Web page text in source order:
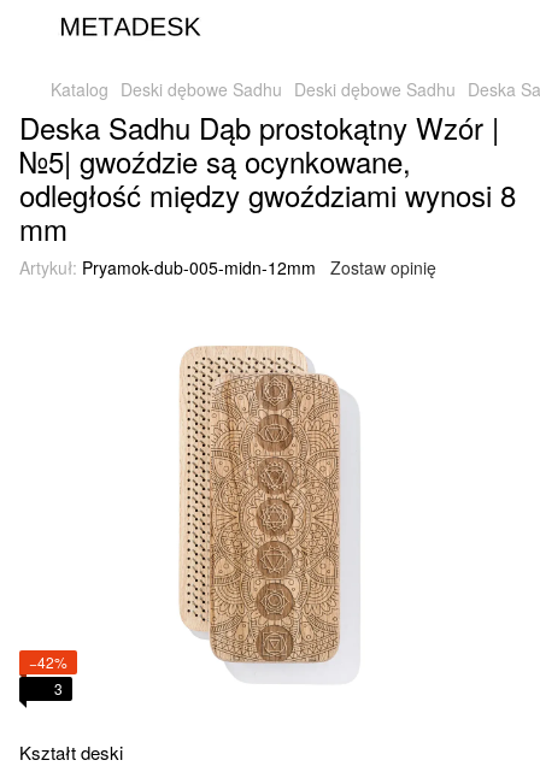
Katalog Deski dębowe Sadhu Deski dębowe Sadhu Deska
Deska Sadhu Dąb prostokątny Wzór |
№5| gwoździe są ocynkowane,
odległość między gwoździami wynosi 8
mm
Artykuł: Pryamok-dub-005-midn-12mm Zostaw opinię
−42%
3
Kształt deski